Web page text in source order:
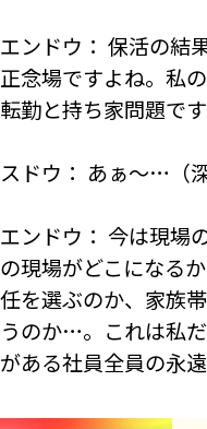
エンドウ： 保活の結
正念場ですよね。私
転勤と持ち家問題です
スドウ： あぁ～…（
エンドウ： 今は現場
の現場がどこになる
任を選ぶのか、家族
うのか…。これは私
がある社員全員の永